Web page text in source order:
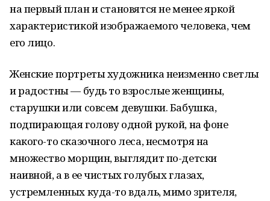
на первый план и становятся не менее яркой
характеристикой изображаемого человека, чем
его лицо.
Женские портреты художника неизменно светлы
и радостны — будь то взрослые женщины,
старушки или совсем девушки. Бабушка,
подпирающая голову одной рукой, на фоне
какого-то сказочного леса, несмотря на
множество морщин, выглядит по-детски
наивной, а в ее чистых голубых глазах,
устремленных куда-то вдаль, мимо зрителя,